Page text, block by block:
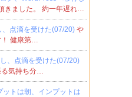
きました。 約一年遅れ…
、点滴を受けた(07/20) や
！ 健康第…
、点滴を受けた(07/20)
る気持ち分…
ットは朝、インプットは